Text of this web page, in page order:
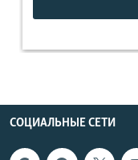
СОЦИАЛЬНЫЕ СЕТИ